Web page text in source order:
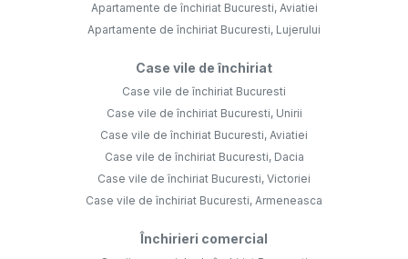
Apartamente de închiriat Bucuresti, Aviatiei
Apartamente de închiriat Bucuresti, Lujerului
Case vile de închiriat
Case vile de închiriat Bucuresti
Case vile de închiriat Bucuresti, Unirii
Case vile de închiriat Bucuresti, Aviatiei
Case vile de închiriat Bucuresti, Dacia
Case vile de închiriat Bucuresti, Victoriei
Case vile de închiriat Bucuresti, Armeneasca
Închirieri comercial